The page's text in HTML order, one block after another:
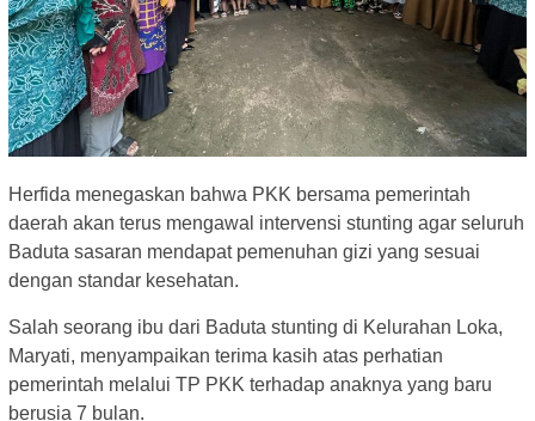
Herfida menegaskan bahwa PKK bersama pemerintah
daerah akan terus mengawal intervensi stunting agar seluruh
Baduta sasaran mendapat pemenuhan gizi yang sesuai
dengan standar kesehatan.
Salah seorang ibu dari Baduta stunting di Kelurahan Loka,
Maryati, menyampaikan terima kasih atas perhatian
pemerintah melalui TP PKK terhadap anaknya yang baru
berusia 7 bulan.